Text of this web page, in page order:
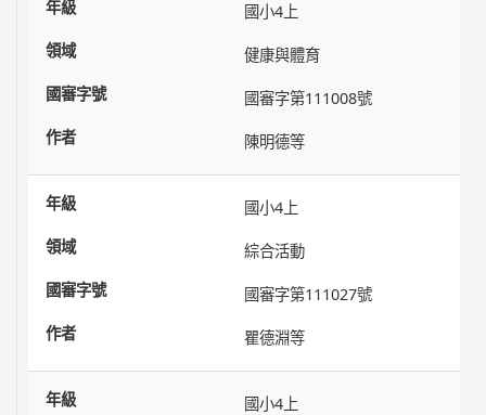
國小4上
健康與體育
國審字第111008號
陳明德等
國小4上
綜合活動
國審字第111027號
瞿德淵等
國小4上